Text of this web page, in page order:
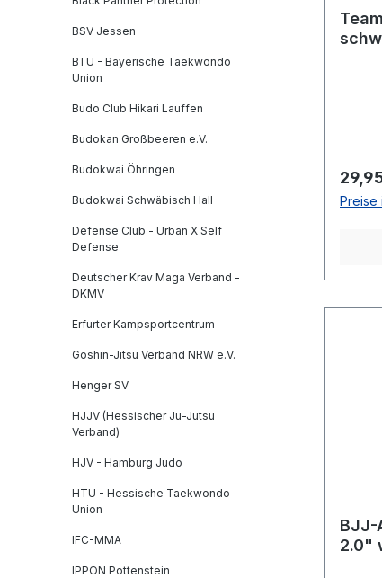
BSV Jessen
BTU - Bayerische Taekwondo
Union
Budo Club Hikari Lauffen
Budokan Großbeeren e.V.
Budokwai Öhringen
Budokwai Schwäbisch Hall
Defense Club - Urban X Self
Defense
Deutscher Krav Maga Verband -
DKMV
Erfurter Kampsportcentrum
Goshin-Jitsu Verband NRW e.V.
Henger SV
HJJV (Hessischer Ju-Jutsu
Verband)
HJV - Hamburg Judo
HTU - Hessische Taekwondo
Union
IFC-MMA
IPPON Pottenstein
Preise
BJJ-
2.0"